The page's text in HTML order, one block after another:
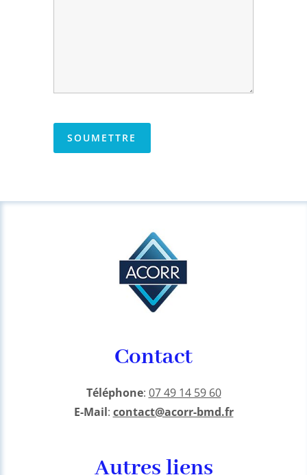
Contact
Téléphone: 07 49 14 59 60
E-Mail: contact@acorr-bmd.fr
Autres liens